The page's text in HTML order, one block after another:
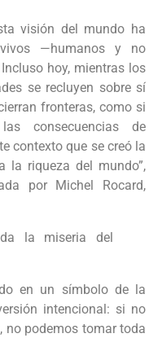
visión del mundo ha
—humanos y no
hoy, mientras los
se recluyen sobre sí
fronteras, como si
consecuencias de
contexto que se creó la
la riqueza del mundo”,
por Michel Rocard,
la miseria del
en un símbolo de la
intencional: si no
no podemos tomar toda